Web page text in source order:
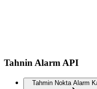
Tahnin Alarm API
Tahmin Nokta Alarm